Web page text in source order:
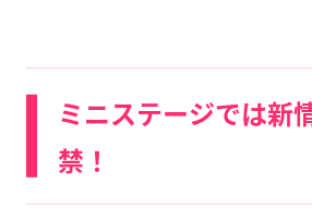
ミニステージでは新
禁！